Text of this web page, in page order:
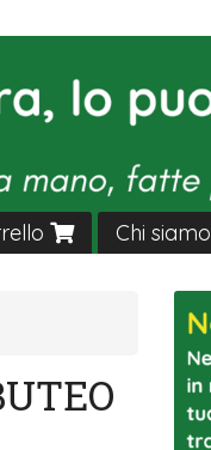
Chi siamo